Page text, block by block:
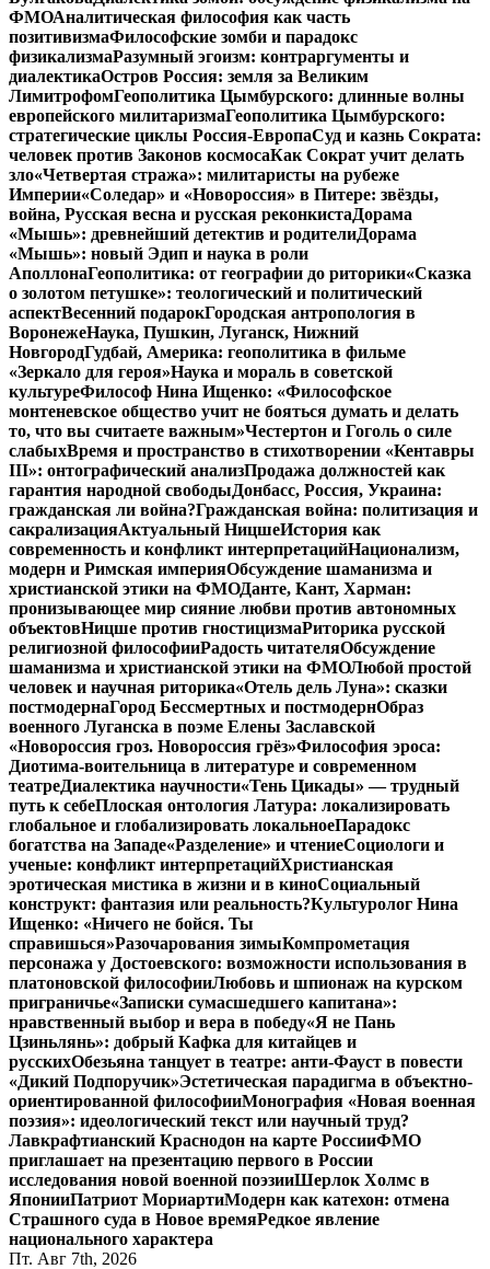
ФМОАналитическая философия как часть
позитивизмаФилософские зомби и парадокс
физикализмаРазумный эгоизм: контраргументы и
диалектикаОстров Россия: земля за Великим
ЛимитрофомГеополитика Цымбурского: длинные волны
европейского милитаризмаГеополитика Цымбурского:
стратегические циклы Россия-ЕвропаСуд и казнь Сократа:
человек против Законов космосаКак Сократ учит делать
зло«Четвертая стража»: милитаристы на рубеже
Империи«Соледар» и «Новороссия» в Питере: звёзды,
война, Русская весна и русская реконкистаДорама
«Мышь»: древнейший детектив и родителиДорама
«Мышь»: новый Эдип и наука в роли
АполлонаГеополитика: от географии до риторики«Сказка
о золотом петушке»: теологический и политический
аспектВесенний подарокГородская антропология в
ВоронежеНаука, Пушкин, Луганск, Нижний
НовгородГудбай, Америка: геополитика в фильме
«Зеркало для героя»Наука и мораль в советской
культуреФилософ Нина Ищенко: «Философское
монтеневское общество учит не бояться думать и делать
то, что вы считаете важным»Честертон и Гоголь о силе
слабыхВремя и пространство в стихотворении «Кентавры
III»: онтографический анализПродажа должностей как
гарантия народной свободыДонбасс, Россия, Украина:
гражданская ли война?Гражданская война: политизация и
сакрализацияАктуальный НицшеИстория как
современность и конфликт интерпретацийНационализм,
модерн и Римская империяОбсуждение шаманизма и
христианской этики на ФМОДанте, Кант, Харман:
пронизывающее мир сияние любви против автономных
объектовНицше против гностицизмаРиторика русской
религиозной философииРадость читателяОбсуждение
шаманизма и христианской этики на ФМОЛюбой простой
человек и научная риторика«Отель дель Луна»: сказки
постмодернаГород Бессмертных и постмодернОбраз
военного Луганска в поэме Елены Заславской
«Новороссия гроз. Новороссия грёз»Философия эроса:
Диотима-воительница в литературе и современном
театреДиалектика научности«Тень Цикады» — трудный
путь к себеПлоская онтология Латура: локализировать
глобальное и глобализировать локальноеПарадокс
богатства на Западе«Разделение» и чтениеСоциологи и
ученые: конфликт интерпретацийХристианская
эротическая мистика в жизни и в киноСоциальный
конструкт: фантазия или реальность?Культуролог Нина
Ищенко: «Ничего не бойся. Ты
справишься»Разочарования зимыКомпрометация
персонажа у Достоевского: возможности использования в
платоновской философииЛюбовь и шпионаж на курском
приграничье«Записки сумасшедшего капитана»:
нравственный выбор и вера в победу«Я не Пань
Цзиньлянь»: добрый Кафка для китайцев и
русскихОбезьяна танцует в театре: анти-Фауст в повести
«Дикий Подпоручик»Эстетическая парадигма в объектно-
ориентированной философииМонография «Новая военная
поэзия»: идеологический текст или научный труд?
Лавкрафтианский Краснодон на карте РоссииФМО
приглашает на презентацию первого в России
исследования новой военной поэзииШерлок Холмс в
ЯпонииПатриот МориартиМодерн как катехон: отмена
Страшного суда в Новое времяРедкое явление
национального характера
Пт. Авг 7th, 2026